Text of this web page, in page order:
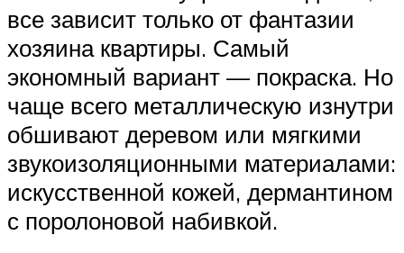
все зависит только от фантазии
хозяина квартиры. Самый
экономный вариант — покраска. Но
чаще всего металлическую изнутри
обшивают деревом или мягкими
звукоизоляционными материалами:
искусственной кожей, дермантином
с поролоновой набивкой.